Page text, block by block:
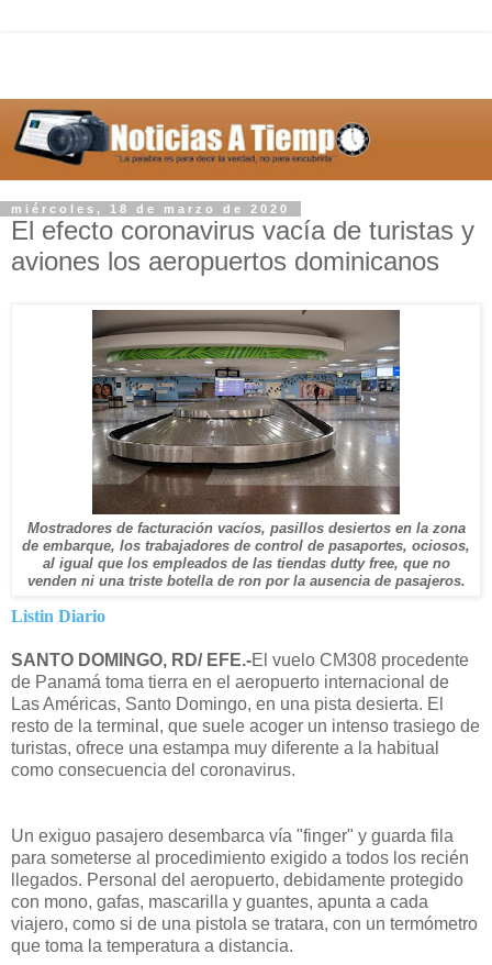
miércoles, 18 de marzo de 2020
El efecto coronavirus vacía de turistas y
aviones los aeropuertos dominicanos
Mostradores de facturación vacíos, pasillos desiertos en la zona
de embarque, los trabajadores de control de pasaportes, ociosos,
al igual que los empleados de las tiendas dutty free, que no
venden ni una triste botella de ron por la ausencia de pasajeros.
Listin Diario
SANTO DOMINGO, RD/ EFE.-El vuelo CM308 procedente
de Panamá toma tierra en el aeropuerto internacional de
Las Américas, Santo Domingo, en una pista desierta. El
resto de la terminal, que suele acoger un intenso trasiego de
turistas, ofrece una estampa muy diferente a la habitual
como consecuencia del coronavirus.
Un exiguo pasajero desembarca vía "finger" y guarda fila
para someterse al procedimiento exigido a todos los recién
llegados. Personal del aeropuerto, debidamente protegido
con mono, gafas, mascarilla y guantes, apunta a cada
viajero, como si de una pistola se tratara, con un termómetro
que toma la temperatura a distancia.